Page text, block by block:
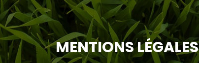
MENTIONS LÉGALES